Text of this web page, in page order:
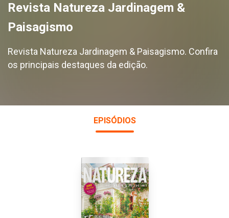
Revista Natureza Jardinagem &
Paisagismo
Revista Natureza Jardinagem & Paisagismo. Confira
os principais destaques da edição.
EPISÓDIOS